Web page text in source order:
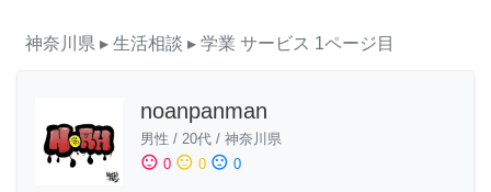
神奈川県 ▸ 生活相談 ▸ 学業 サービス 1ページ目
noanpanman
男性 / 20代 / 神奈川県
sentiment_satisfied 0 sentiment_neutral 0 sentiment_dissatisfied 0